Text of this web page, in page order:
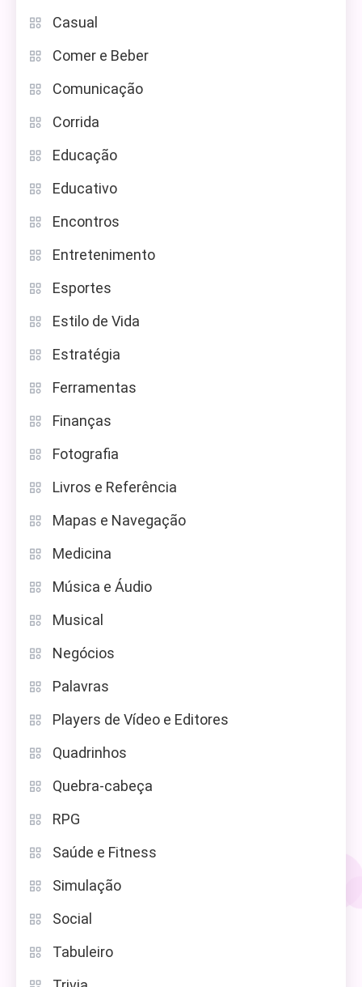
Casual
Comer e Beber
Comunicação
Corrida
Educação
Educativo
Encontros
Entretenimento
Esportes
Estilo de Vida
Estratégia
Ferramentas
Finanças
Fotografia
Livros e Referência
Mapas e Navegação
Medicina
Música e Áudio
Musical
Negócios
Palavras
Players de Vídeo e Editores
Quadrinhos
Quebra-cabeça
RPG
Saúde e Fitness
Simulação
Social
Tabuleiro